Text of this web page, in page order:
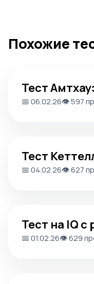
Похожие
Тест
📅 06.02.26👁️ 597
Тест
📅 04.02.26👁️ 627
Тест на IQ с
📅 01.02.26👁️ 629